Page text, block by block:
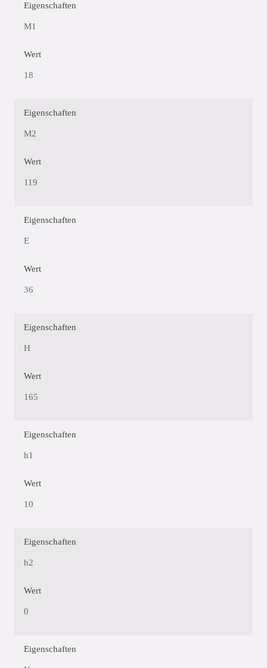
Eigenschaften
M1
Wert
18
Eigenschaften
M2
Wert
119
Eigenschaften
E
Wert
36
Eigenschaften
H
Wert
165
Eigenschaften
h1
Wert
10
Eigenschaften
h2
Wert
0
Eigenschaften